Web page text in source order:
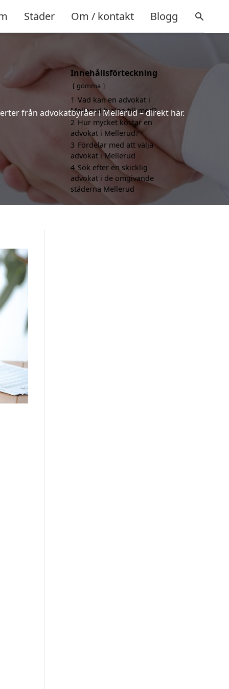
Städer Om / kontakt Blogg
från advokatbyråer i Mellerud – direkt här.
Innehållsförteckning
gömma
1 Vad kan en advokat i
Mellerud hjälpa till med?
2 Hur mycket kostar en
advokat i Mellerud?
3 Fördelar med att välja
advokat i Mellerud
4 Sök efter en skicklig
advokat i de omgivande
städerna Mellerud